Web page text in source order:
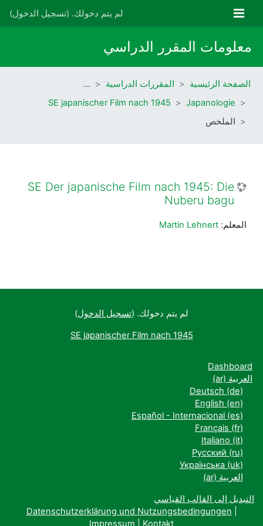
واجهة جانبية لم يتم دخولك. (تسجيل الدخول)
معلومات المقرر الدراسي
الصفحة الرئيسية المقررات الدراسية
…
Japanologie
SE japanischer Film nach 1945
الملخص
SE Der japanische Film nach 1945: Die
Nuberu bagu
المعلم: Martin Lehnert
لم يتم دخولك. (تسجيل الدخول)
SE japanischer Film nach 1945
Dashboard
العربية ‎(ar)‎
Deutsch ‎(de)‎
English ‎(en)‎
Español - Internacional ‎(es)‎
Français ‎(fr)‎
Italiano ‎(it)‎
Русский ‎(ru)‎
Українська ‎(uk)‎
العربية ‎(ar)‎
التبديل إلى القالب القياسي
Datenschutzerklärung und Nutzungsbedingungen
Impressum
Kontakt